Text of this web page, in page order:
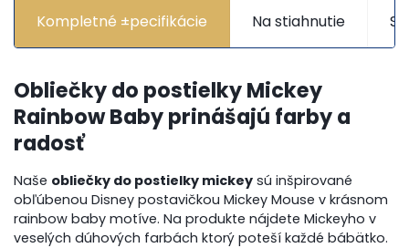
Kompletné ±pecifikácie Na stiahnutie
Obliečky do postielky Mickey
Rainbow Baby prinášajú farby a
radosť
Naše obliečky do postielky mickey sú inšpirované
obľúbenou Disney postavičkou Mickey Mouse v krásnom
rainbow baby motíve. Na produkte nájdete Mickeyho v
veselých dúhových farbách ktorý poteší každé bábätko.